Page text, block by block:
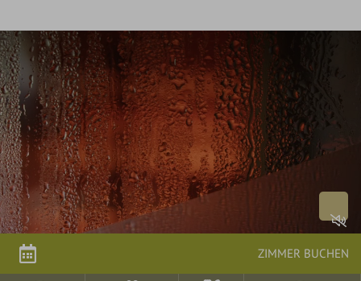
ZIMMER BUCHEN
Video
Rebstock
SHOP
Zimmer
&
Preise
Arrangements